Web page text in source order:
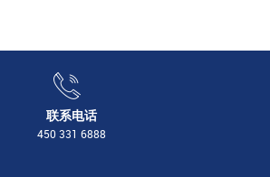
联系电话
450 331 6888